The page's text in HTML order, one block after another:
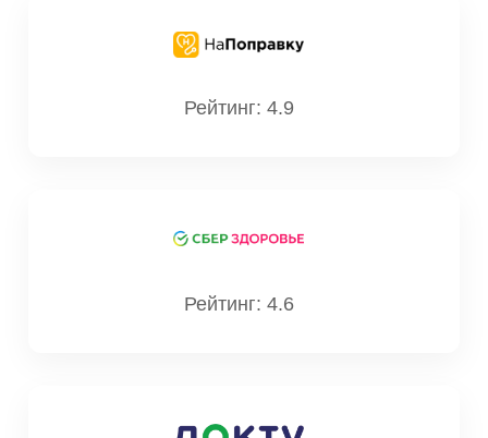
Стаж: 10 лет
Врач-рентгенолог
Васильковская
116
Рейтинг: 4.9
Рейтинг: 4.6